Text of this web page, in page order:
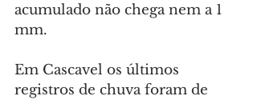
acumulado não chega nem a 1
mm.
Em Cascavel os últimos
registros de chuva foram de